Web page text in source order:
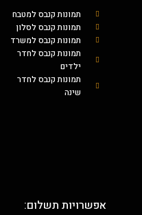
תמונות קנבס למטבח
תמונות קנבס לסלון
תמונות קנבס למשרד
תמונות קנבס לחדר
ילדים
תמונות קנבס לחדר
שינה
אפשרויות תשלום: